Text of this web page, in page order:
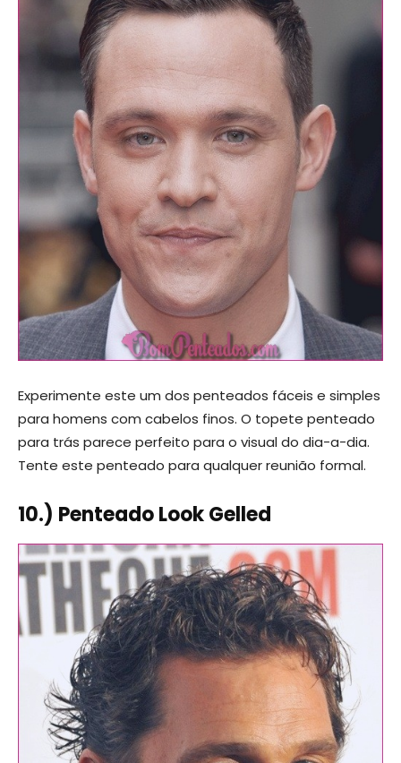
Experimente este um dos penteados fáceis e simples
para homens com cabelos finos. O topete penteado
para trás parece perfeito para o visual do dia-a-dia.
Tente este penteado para qualquer reunião formal.
10.) Penteado Look Gelled